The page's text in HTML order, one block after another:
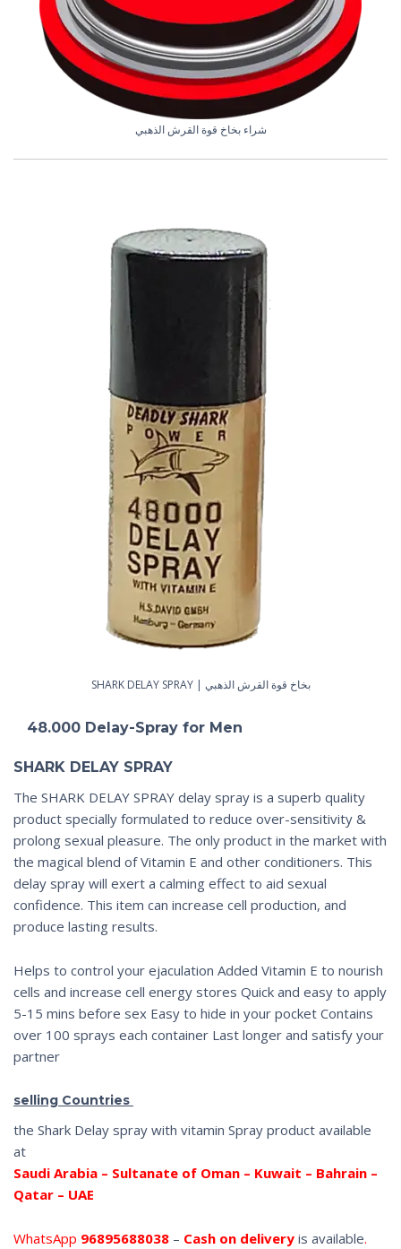
شراء بخاخ قوة القرش الذهبي
بخاخ قوة القرش الذهبي | SHARK DELAY SPRAY
48.000 Delay-Spray for Men
SHARK DELAY SPRAY
The SHARK DELAY SPRAY delay spray is a superb quality
product specially formulated to reduce over-sensitivity &
prolong sexual pleasure. The only product in the market with
the magical blend of Vitamin E and other conditioners. This
delay spray will exert a calming effect to aid sexual
confidence. This item can increase cell production, and
produce lasting results.
Helps to control your ejaculation Added Vitamin E to nourish
cells and increase cell energy stores Quick and easy to apply
5-15 mins before sex Easy to hide in your pocket Contains
over 100 sprays each container Last longer and satisfy your
partner
selling Countries
the Shark Delay spray with vitamin Spray product available
at
Saudi Arabia – Sultanate of Oman – Kuwait – Bahrain –
Qatar – UAE
.WhatsApp
96895688038 – Cash on delivery is available